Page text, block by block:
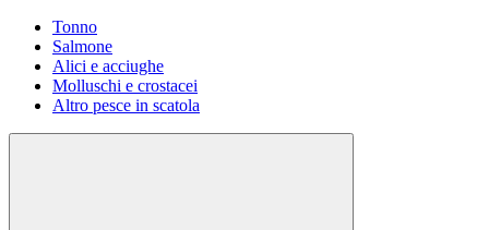
Tonno
Salmone
Alici e acciughe
Molluschi e crostacei
Altro pesce in scatola